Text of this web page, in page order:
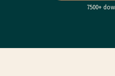
7500+